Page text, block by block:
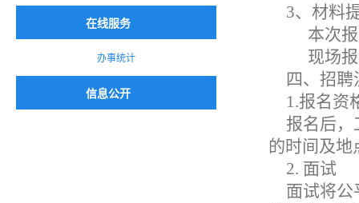
在线服务
办事统计
信息公开
3、材料
本次
现场
四、招聘
1.报名资
报名后，
的时间及地
2. 面试
面试将